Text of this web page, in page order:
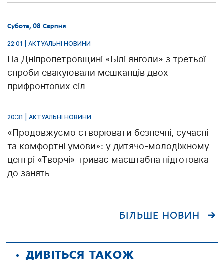
Субота, 08 Серпня
22:01 | АКТУАЛЬНІ НОВИНИ
На Дніпропетровщині «Білі янголи» з третьої
спроби евакуювали мешканців двох
прифронтових сіл
20:31 | АКТУАЛЬНІ НОВИНИ
«Продовжуємо створювати безпечні, сучасні
та комфортні умови»: у дитячо-молодіжному
центрі «Творчі» триває масштабна підготовка
до занять
БІЛЬШЕ НОВИН
ДИВІТЬСЯ ТАКОЖ